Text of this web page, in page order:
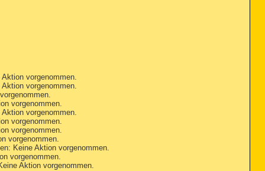
vorgenommen.
vorgenommen.
vorgenommen.
vorgenommen.
vorgenommen.
vorgenommen.
vorgenommen.
Keine Aktion vorgenommen.
vorgenommen.
Aktion vorgenommen.